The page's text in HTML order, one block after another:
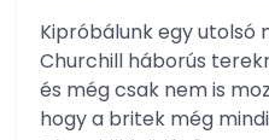
Kipróbálunk egy utolsó
Churchill háborús
és még csak nem is
hogy a britek még